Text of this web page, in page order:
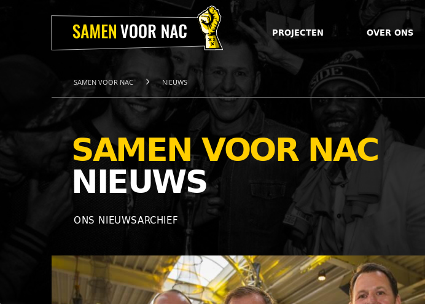
PROJECTEN OVER ONS
SAMEN VOOR NAC NIEUWS
SAMEN VOOR NAC
NIEUWS
ONS NIEUWSARCHIEF